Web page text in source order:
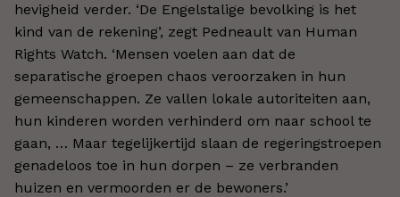
hevigheid verder. ‘De Engelstalige bevolking is het
kind van de rekening’, zegt Pedneault van Human
Rights Watch. ‘Mensen voelen aan dat de
separatische groepen chaos veroorzaken in hun
gemeenschappen. Ze vallen lokale autoriteiten aan,
hun kinderen worden verhinderd om naar school te
gaan, … Maar tegelijkertijd slaan de regeringstroepen
genadeloos toe in hun dorpen – ze verbranden
huizen en vermoorden er de bewoners.’